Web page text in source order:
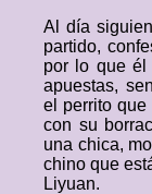
Al día
partido,
por lo que él
apuestas,
el perrito que
con su
una chica,
chino que
Liyuan.